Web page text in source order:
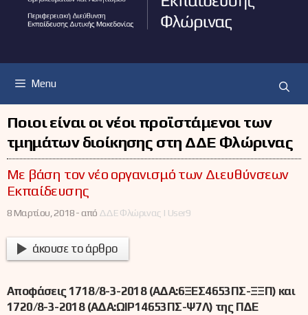
Menu
Ποιοι είναι οι νέοι προϊστάμενοι των
τμημάτων διοίκησης στη ΔΔΕ Φλώρινας
Με βάση τον νέο οργανισμό των Διευθύνσεων
Εκπαίδευσης
8 Μαρτίου, 2018 -από ΔΔΕ Φλώρινας | User9
άκουσε το άρθρο
Αποφάσεις 1718/8-3-2018 (ΑΔΑ:6ΞΕΣ4653ΠΣ-ΞΞΠ) και
1720/8-3-2018 (ΑΔΑ:ΩΙΡ14653ΠΣ-Ψ7Λ) της ΠΔΕ